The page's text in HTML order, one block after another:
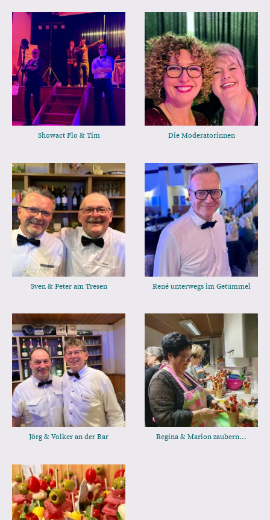
Showact Flo & Tim Die Moderatorinnen
Sven & Peter am Tresen René unterwegs im Getümmel
Jörg & Volker an der Bar Regina & Marion zaubern...